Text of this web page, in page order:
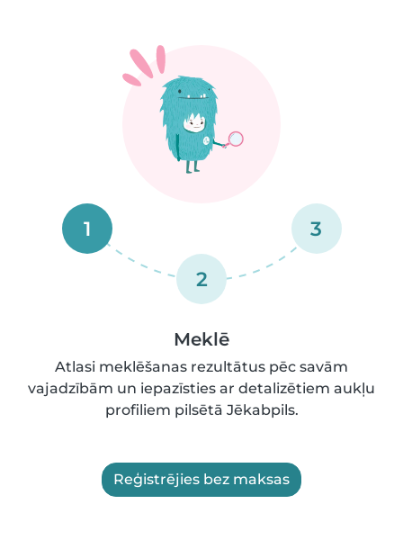
1
2
3
Meklē
Atlasi meklēšanas rezultātus pēc savām
vajadzībām un iepazīsties ar detalizētiem aukļu
profiliem pilsētā Jēkabpils.
Reģistrējies bez maksas